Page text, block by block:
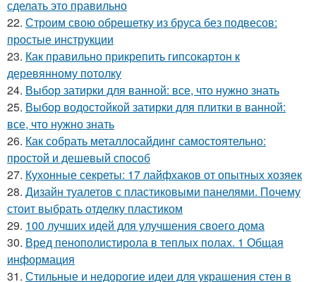
сделать это правильно
22. Строим свою обрешетку из бруса без подвесов:
простые инструкции
23. Как правильно прикрепить гипсокартон к
деревянному потолку
24. Выбор затирки для ванной: все, что нужно знать
25. Выбор водостойкой затирки для плитки в ванной:
все, что нужно знать
26. Как собрать металлосайдинг самостоятельно:
простой и дешевый способ
27. Кухонные секреты: 17 лайфхаков от опытных хозяек
28. Дизайн туалетов с пластиковыми панелями. Почему
стоит выбрать отделку пластиком
29. 100 лучших идей для улучшения своего дома
30. Вред пенополистирола в теплых полах. 1 Общая
информация
31. Стильные и недорогие идеи для украшения стен в